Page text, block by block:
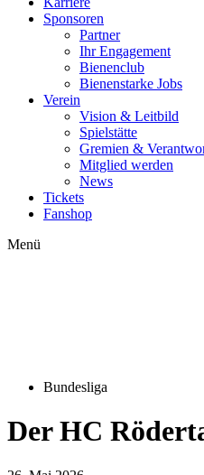
Sponsoren
Partner
Ihr Engagement
Bienenclub
Bienenstarke Jobs
Verein
Vision & Leitbild
Spielstätte
Gremien &
Mitglied werden
News
Tickets
Fanshop
Menü
Bundesliga
Der HC